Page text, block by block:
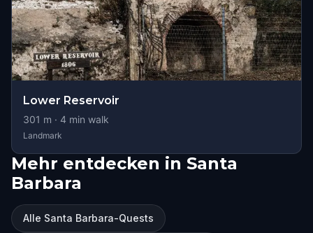
Lower Reservoir
301 m · 4 min walk
Landmark
Mehr entdecken in Santa
Barbara
Alle Santa Barbara-Quests